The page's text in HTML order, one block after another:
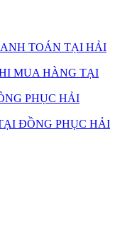
TOÁN TẠI HẢI
MUA HÀNG TẠI
PHỤC HẢI
ĐỒNG PHỤC HẢI